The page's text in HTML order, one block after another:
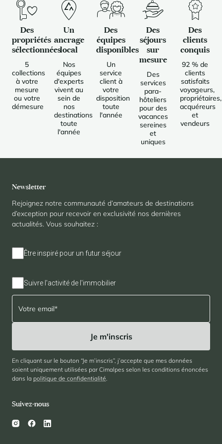
Panorama 2026
Etude annuelle de l'immobilier de montagne par Cimalpes
En savoir plus
Où trouver les plus beaux spots de ski hors-piste dans les Alpes
ces adeptes du ski hors-piste. Découvrez notre sélection de secteurs
Des
propriétés
sélectionnées
5
collections
à votre
mesure
ou votre
démesure
Un
ancrage
local
Nos
équipes
d'experts
vivent au
sein de
nos
destinations
toute
l'année
Des
équipes
disponibles
Un
service
client à
votre
disposition
toute
l'année
Des
séjours
sur
mesure
Des
services
para-
hôteliers
pour des
vacances
sereines
et
uniques
Des
clients
conquis
92 % de
clients
satisfaits
voyageurs,
propriétaires,
acquéreurs
et
vendeurs
Suivez-nous
Newsletter
Rejoignez notre communauté d’amateurs de destinations
d’exception pour recevoir en exclusivité nos dernières
actualités. Vous souhaitez :
Être inspiré pour un futur séjour
Suivre l'activité de l'immobilier
En cliquant sur le bouton “Je m’inscris”, j’accepte que mes données
soient uniquement utilisées par Cimalpes selon les conditions énoncées
dans la politique de confidentialité.